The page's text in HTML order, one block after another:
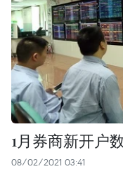
1月券商新开户
08/02/2021 03:41